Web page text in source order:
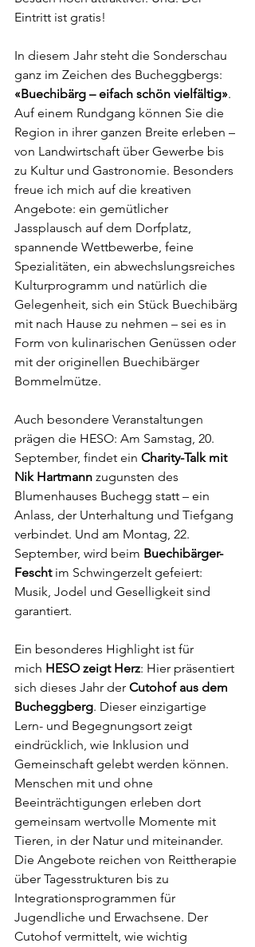
Eintritt ist gratis!
In diesem Jahr steht die Sonderschau
ganz im Zeichen des Bucheggbergs:
«Buechibärg – eifach schön vielfältig».
Auf einem Rundgang können Sie die
Region in ihrer ganzen Breite erleben –
von Landwirtschaft über Gewerbe bis
zu Kultur und Gastronomie. Besonders
freue ich mich auf die kreativen
Angebote: ein gemütlicher
Jassplausch auf dem Dorfplatz,
spannende Wettbewerbe, feine
Spezialitäten, ein abwechslungsreiches
Kulturprogramm und natürlich die
Gelegenheit, sich ein Stück Buechibärg
mit nach Hause zu nehmen – sei es in
Form von kulinarischen Genüssen oder
mit der originellen Buechibärger
Bommelmütze.
Auch besondere Veranstaltungen
prägen die HESO: Am Samstag, 20.
September, findet ein Charity-Talk mit
Nik Hartmann zugunsten des
Blumenhauses Buchegg statt – ein
Anlass, der Unterhaltung und Tiefgang
verbindet. Und am Montag, 22.
September, wird beim Buechibärger-
Fescht im Schwingerzelt gefeiert:
Musik, Jodel und Geselligkeit sind
garantiert.
Ein besonderes Highlight ist für
mich HESO zeigt Herz: Hier präsentiert
sich dieses Jahr der Cutohof aus dem
Bucheggberg. Dieser einzigartige
Lern- und Begegnungsort zeigt
eindrücklich, wie Inklusion und
Gemeinschaft gelebt werden können.
Menschen mit und ohne
Beeinträchtigungen erleben dort
gemeinsam wertvolle Momente mit
Tieren, in der Natur und miteinander.
Die Angebote reichen von Reittherapie
über Tagesstrukturen bis zu
Integrationsprogrammen für
Jugendliche und Erwachsene. Der
Cutohof vermittelt, wie wichtig